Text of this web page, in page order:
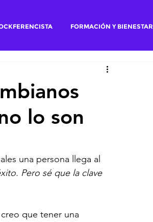
FORMACIÓN Y BIENESTAR
lo son
una persona llega al
Pero sé que la clave
que tener una